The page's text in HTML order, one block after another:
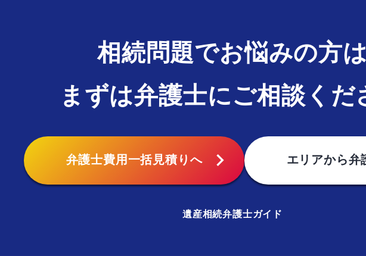
相続問題でお悩みの方は
まずは弁護士にご相談くだ
弁護士費用一括見積りへ chevron_right エリアから弁
遺産相続弁護士ガイド